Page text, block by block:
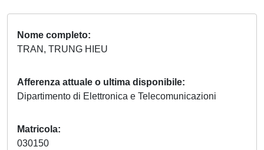
Nome completo
TRAN, TRUNG HIEU
Afferenza attuale o ultima disponibile
Dipartimento di Elettronica e Telecomunicazioni
Matricola
030150